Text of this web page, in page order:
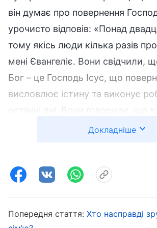
він думає про повернення
урочисто відповів: «Понад
тому якісь люди кілька разів
мені Євангеліє. Вони свідчили,
Бог – це Господь Ісус, що
висловлює істину та виконує
останні дні. Вони говорили, що в
записані попередні слова й
Всемогутнього Бога та дійсно
Павло дуже ясно сказав: “Усе
Докладніше
Попередня стаття: Хто насправді